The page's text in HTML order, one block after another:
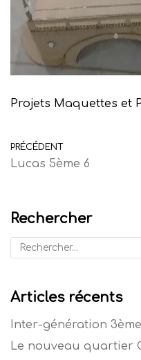
Projets Maquettes et
PRÉCÉDENT
Lucas 5ème 6
Rechercher
Articles récents
Inter-génération
Le nouveau quartier